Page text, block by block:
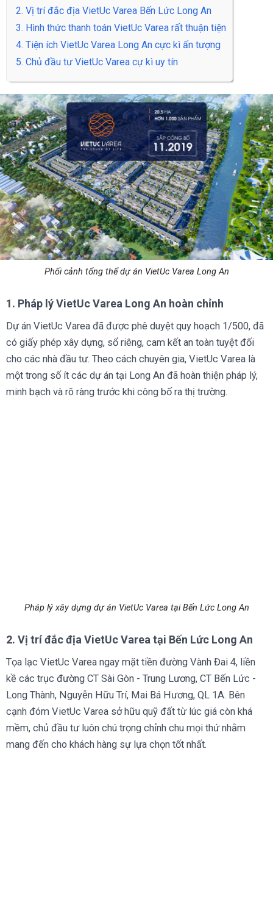
2. Vị trí đắc địa VietUc Varea Bến Lức Long An
3. Hình thức thanh toán VietUc Varea rất thuận tiện
4. Tiện ích VietUc Varea Long An cực kì ấn tượng
5. Chủ đầu tư VietUc Varea cự kì uy tín
Phối cảnh tổng thể dự án VietUc Varea Long An
1. Pháp lý VietUc Varea Long An hoàn chỉnh
Dự án VietUc Varea đã được phê duyệt quy hoạch 1/500, đã
có giấy phép xây dựng, sổ riêng, cam kết an toàn tuyệt đối
cho các nhà đầu tư. Theo cách chuyên gia, VietUc Varea là
một trong số ít các dự án tại Long An đã hoàn thiện pháp lý,
minh bạch và rõ ràng trước khi công bố ra thị trường.
Pháp lý xây dựng dự án VietUc Varea tại Bến Lức Long An
2. Vị trí đắc địa VietUc Varea tại Bến Lức Long An
Tọa lạc VietUc Varea ngay mặt tiền đường Vành Đai 4, liền
kề các trục đường CT Sài Gòn - Trung Lương, CT Bến Lức -
Long Thành, Nguyễn Hữu Trí, Mai Bá Hương, QL 1A. Bên
cạnh đóm VietUc Varea sở hữu quỹ đất từ lúc giá còn khá
mềm, chủ đầu tư luôn chú trọng chỉnh chu mọi thứ nhằm
mang đến cho khách hàng sự lựa chọn tốt nhất.